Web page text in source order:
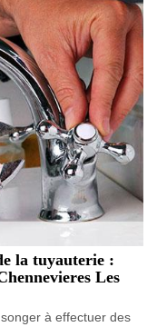
la tuyauterie :
Les
à effectuer des